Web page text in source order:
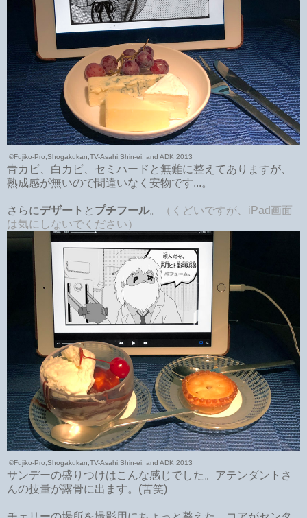
©Fujiko-Pro,Shogakukan,TV-Asahi,Shin-ei, and ADK 2013
青カビ、白カビ、セミハードと無難に整えてありますが、
熟成感が無いので間違いなく安物です...。
さらにデザート と プチフール。
（くどいですが、iPad画面
は気にしないでください）
©Fujiko-Pro,Shogakukan,TV-Asahi,Shin-ei, and ADK 2013
サンデーの盛りつけはこんな感じでした。アテンダントさ
んの技量が露骨に出ます。(苦笑)